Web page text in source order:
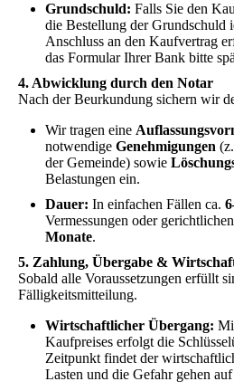
Grundschuld: Falls Sie den
die Bestellung der Grundschuld
Anschluss an den Kaufvertrag
das Formular Ihrer Bank bitte
4. Abwicklung durch den Notar
Nach der Beurkundung sichern wir
Wir tragen eine
notwendige Genehmigungen
der Gemeinde) sowie
Belastungen ein.
Dauer: In einfachen Fällen ca.
Vermessungen oder
Monate.
5. Zahlung, Übergabe &
Sobald alle Voraussetzungen erfüllt
Fälligkeitsmitteilung.
Wirtschaftlicher Übergang:
Kaufpreises erfolgt die
Zeitpunkt findet der
Lasten und die Gefahr gehen